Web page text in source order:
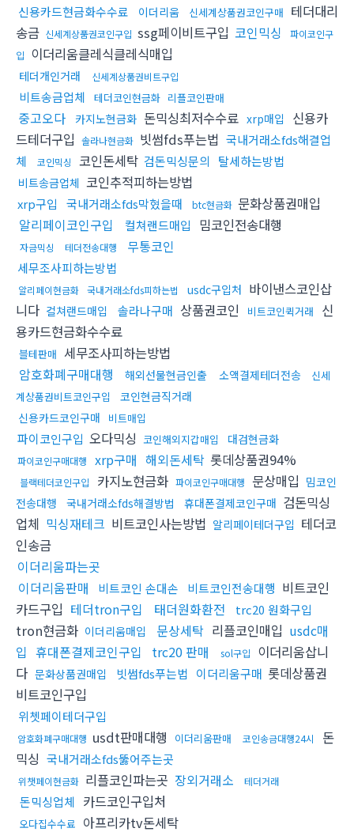
신용카드현금화수수료 이더리움 신세계상품권코인구매 테더대리
송금 신세계상품권코인구입 ssg페이비트구입 코인믹싱
파이코인구
입 이더리움클레식클레식매입
테더개인거래 신세계상품권비트구입
비트송금업체 테더코인현금화 리플코인판매
중고오다 카지노현금화 돈믹싱최저수수료 xrp매입
신용카
드테더구입 솔라나현금화 빗썸fds푸는법 국내거래소fds해결업
체
코인믹싱 코인돈세탁 검돈믹싱문의 탈세하는방법
비트송금업체 코인추적피하는방법
xrp구입 국내거래소fds막혔을때 btc현금화 문화상품권매입
알리페이코인구입
컬쳐랜드매입 밈코인전송대행
자금믹싱 테더전송대행 무통코인
세무조사피하는방법
알리페이현금화 국내거래소fds피하는법 usdc구입처 바이낸스코인삽
니다 컬쳐랜드매입 솔라나구매 상품권코인 비트코인퀵거래
신
용카드현금화수수료
블테판매 세무조사피하는방법
암호화폐구매대행
해외선물현금인출 소액결제테더전송
신세
계상품권비트코인구입
코인현금직거래
신용카드코인구매
비트매입
파이코인구입 오다믹싱 코인해외지갑매입 대검현금화
파이코인구매대행 xrp구매 해외돈세탁 롯데상품권94%
블랙테더코인구입 카지노현금화 파이코인구매대행 문상매입 밈코인
전송대행
국내거래소fds해결방법 휴대폰결제코인구매 검돈믹싱
업체 믹싱재테크 비트코인사는방법 알리페이테더구입 테더코
인송금
이더리움파는곳
이더리움판매
비트코인 손대손 비트코인전송대행 비트코인
카드구입 테더tron구입 태더원화환전 trc20 원화구입
tron현금화 이더리움매입 문상세탁 리플코인매입 usdc매
입 휴대폰결제코인구입 trc20 판매 sol구입
이더리움삽니
다 문화상품권매입 빗썸fds푸는법 이더리움구매 롯데상품권
비트코인구입
위쳇페이테더구입
암호화폐구매대행 usdt판매대행 이더리움판매 코인송금대행24시
돈
믹싱 국내거래소fds뚫어주는곳
위챗페이현금화 리플코인파는곳 장외거래소 테더거래
돈믹싱업체 카드코인구입처
오다집수수료 아프리카tv돈세탁